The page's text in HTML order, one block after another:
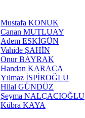
Mustafa KONUK
Canan MUTLUAY
Adem ESKİGÜN
Vahide ŞAHİN
Onur BAYRAK
Handan KARACA
Yılmaz İSPİROĞLU
Hilal GÜNDÜZ
Şeyma NALÇACIOĞLU
Kübra KAYA